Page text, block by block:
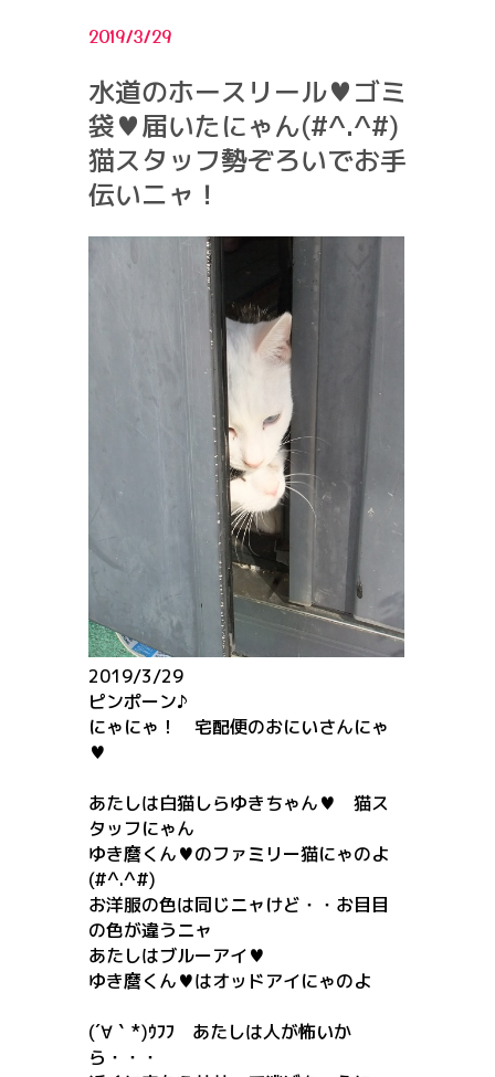
2019/3/29
水道のホースリール♥ゴミ
袋♥届いたにゃん(#^.^#)
猫スタッフ勢ぞろいでお手
伝いニャ！
2019/3/29
ピンポーン♪
にゃにゃ！ 宅配便のおにいさんにゃ
♥
あたしは白猫しらゆきちゃん♥ 猫ス
タッフにゃん
ゆき麿くん♥のファミリー猫にゃのよ
(#^.^#)
お洋服の色は同じニャけど・・お目目
の色が違うニャ
あたしはブルーアイ♥
ゆき麿くん♥はオッドアイにゃのよ
(´∀｀*)ｳﾌﾌ あたしは人が怖いか
ら・・・